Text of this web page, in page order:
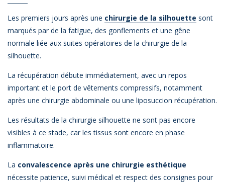
Les premiers jours après une chirurgie de la silhouette sont
marqués par de la fatigue, des gonflements et une gêne
normale liée aux suites opératoires de la chirurgie de la
silhouette.
La récupération débute immédiatement, avec un repos
important et le port de vêtements compressifs, notamment
après une chirurgie abdominale ou une liposuccion récupération.
Les résultats de la chirurgie silhouette ne sont pas encore
visibles à ce stade, car les tissus sont encore en phase
inflammatoire.
La convalescence après une chirurgie esthétique
nécessite patience, suivi médical et respect des consignes pour